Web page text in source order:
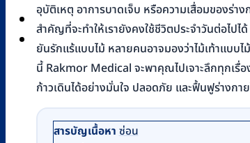
0
อุบัติเหตุ อาการบาดเจ็บ หรือความเสื่อมของร่า
สำคัญที่จะทำให้เรายังคงใช้ชีวิตประจำวันต่อไ
ยันรักแร้แบบไม้ หลายคนอาจมองว่าไม้เท้าแบ
นี้ Rakmor Medical จะพาคุณไปเจาะลึกทุกเรื่
ก้าวเดินได้อย่างมั่นใจ ปลอดภัย และฟื้นฟูร่างกา
สารบัญเนื้อหา ซ่อน